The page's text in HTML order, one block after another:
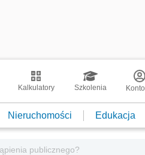
Kalkulatory Szkolenia Konto
Nieruchomości Edukacja
publicznego?